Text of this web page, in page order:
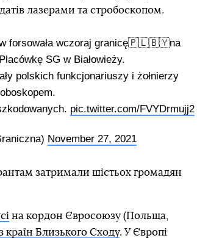
лазерами та стробоскопом.
forsowała wczoraj granicę🇵🇱🇧🇾na
SG w Białowieży.
polskich funkcjonariuszy i żołnierzy
pic.twitter.com/FVYDrmujj2
November 27, 2021
затримали шістьох громадян
на кордон Євросоюзу (Польща,
країн Близького Сходу. У Європі